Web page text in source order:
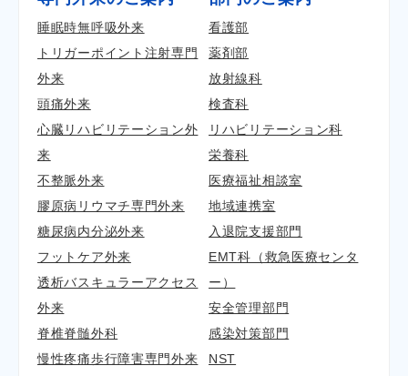
睡眠時無呼吸外来
トリガーポイント注射専門
外来
頭痛外来
心臓リハビリテーション外
来
不整脈外来
膠原病リウマチ専門外来
糖尿病内分泌外来
フットケア外来
透析バスキュラーアクセス
外来
脊椎脊髄外科
慢性疼痛歩行障害専門外来
看護部
薬剤部
放射線科
検査科
リハビリテーション科
栄養科
医療福祉相談室
地域連携室
入退院支援部門
EMT科（救急医療センタ
ー）
安全管理部門
感染対策部門
NST